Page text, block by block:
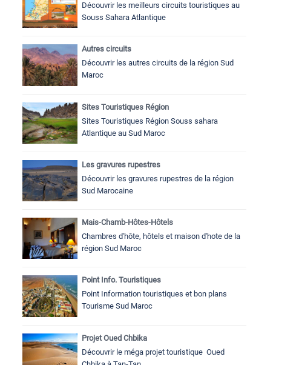
Découvrir les meilleurs circuits touristiques au
Souss Sahara Atlantique
Autres circuits
Découvrir les autres circuits de la région Sud
Maroc
Sites Touristiques Région
Sites Touristiques Région Souss sahara
Atlantique au Sud Maroc
Les gravures rupestres
Découvrir les gravures rupestres de la région
Sud Marocaine
Mais-Chamb-Hôtes-Hôtels
Chambres d'hôte, hôtels et maison d'hote de la
région Sud Maroc
Point Info. Touristiques
Point Information touristiques et bon plans
Tourisme Sud Maroc
Projet Oued Chbika
Découvrir le méga projet touristique Oued